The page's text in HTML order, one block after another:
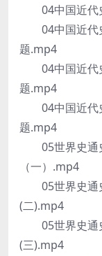
04中国近代
04中国近代
题.mp4
04中国近代
题.mp4
04中国近代
题.mp4
05世界史通
（一）.mp4
05世界史通
(二).mp4
05世界史通
(三).mp4